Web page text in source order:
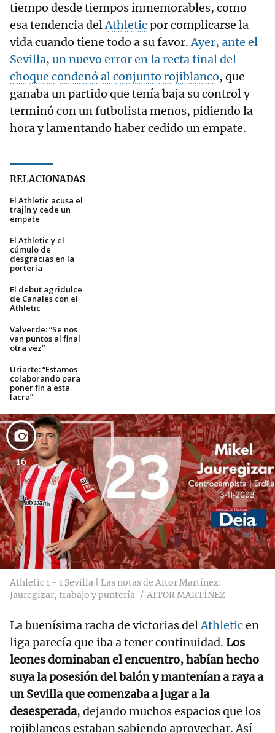
tiempo desde tiempos inmemorables, como
esa tendencia delAthleticpor complicarse la
vida cuando tiene todo a su favor.Ayer, ante el
Sevilla, un nuevo error en la recta final del
choque condenó al conjunto rojiblanco, que
ganaba un partido que tenía baja su control y
terminó con un futbolista menos, pidiendo la
hora y lamentando haber cedido un empate.
RELACIONADAS
El Athletic acusa el
trajín y cede un
empate
El Athletic y el
cúmulo de
desgracias en la
portería
El debut agridulce
de Canales con el
Athletic
Valverde: “Se nos
van puntos al final
otra vez”
Uriarte: “Estamos
colaborando para
poner fin a esta
lacra”
16
Athletic 1 - 1 Sevilla | Las notas de Aitor Martínez:
Jauregizar, trabajo y puntería
AITOR MARTÍNEZ
La buenísima racha de victorias delAthleticen
liga parecía que iba a tener continuidad. Los
leones dominaban el encuentro, habían hecho
suya la posesión del balón y mantenían a raya a
un Sevilla que comenzaba a jugar a la
desesperada, dejando muchos espacios que los
rojiblancos estaban sabiendo aprovechar. Así